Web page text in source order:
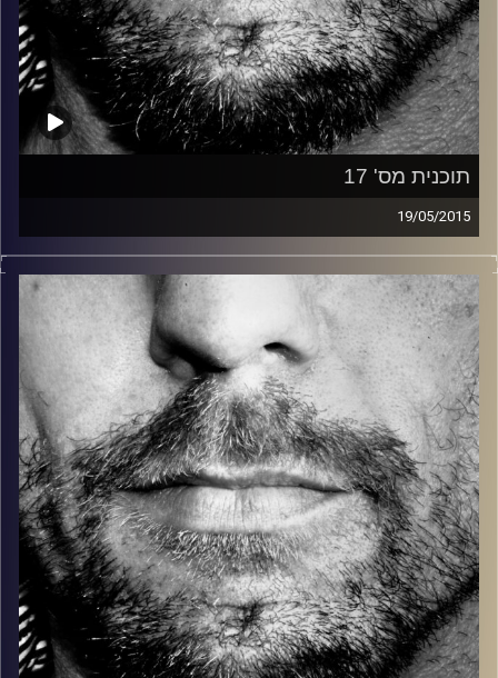
תוכנית מס' 17
19/05/2015
זיפים, מוזיקה מחוספסת של הופעות חיות. הרבה ג'אם, רוק,
בלוז, bluegrass, ג'אז, Fאנק, פרוגרסיב ואפילו אלקטרוניקה.
כל מה שחי, אמיתי ונושם.
עם שמוליק רגב.
קרדיט תמונות: David Goehring